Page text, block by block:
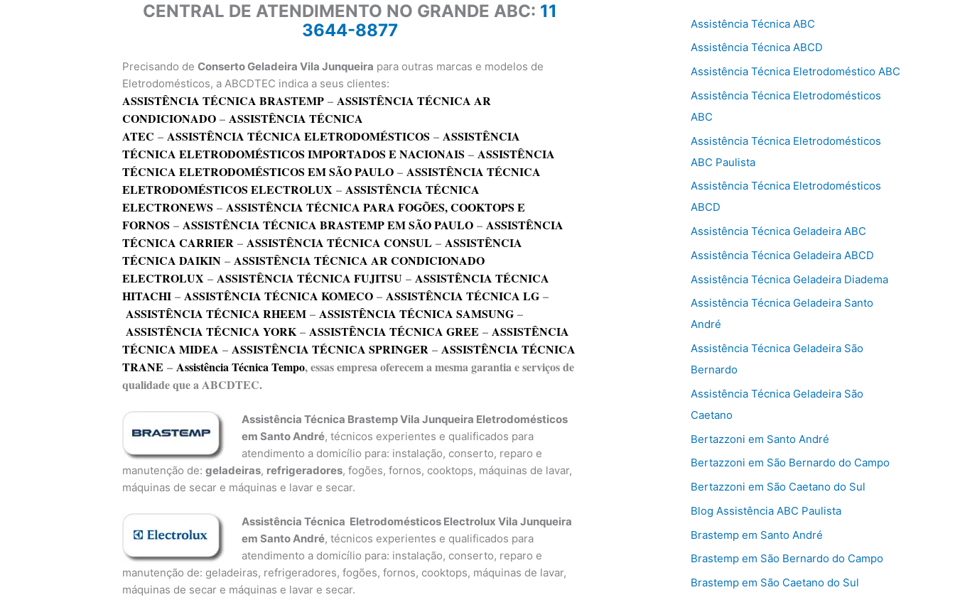
CENTRAL DE ATENDIMENTO NO GRANDE ABC: 11
3644-8877
Precisando deConserto Geladeira Vila Junqueira para outras marcas e modelos de
Eletrodomésticos, a ABCDTEC indica a seus clientes:
ASSISTÊNCIA TÉCNICA BRASTEMP –ASSISTÊNCIA TÉCNICA AR
CONDICIONADO –ASSISTÊNCIA TÉCNICA
ATEC –ASSISTÊNCIA TÉCNICA ELETRODOMÉSTICOS –ASSISTÊNCIA
TÉCNICA ELETRODOMÉSTICOS IMPORTADOS E NACIONAIS –ASSISTÊNCIA
TÉCNICA ELETRODOMÉSTICOS EM SÃO PAULO –ASSISTÊNCIA TÉCNICA
ELETRODOMÉSTICOS ELECTROLUX –ASSISTÊNCIA TÉCNICA
ELECTRONEWS –ASSISTÊNCIA TÉCNICA PARA FOGÕES, COOKTOPS E
FORNOS –ASSISTÊNCIA TÉCNICA BRASTEMP EM SÃO PAULO –ASSISTÊNCIA
TÉCNICA CARRIER –ASSISTÊNCIA TÉCNICA CONSUL –ASSISTÊNCIA
TÉCNICA DAIKIN –ASSISTÊNCIA TÉCNICA AR CONDICIONADO
ELECTROLUX –ASSISTÊNCIA TÉCNICA FUJITSU –ASSISTÊNCIA TÉCNICA
HITACHI –ASSISTÊNCIA TÉCNICA KOMECO –ASSISTÊNCIA TÉCNICA LG –
ASSISTÊNCIA TÉCNICA RHEEM –ASSISTÊNCIA TÉCNICA SAMSUNG –
ASSISTÊNCIA TÉCNICA YORK–ASSISTÊNCIA TÉCNICA GREE –ASSISTÊNCIA
TÉCNICA MIDEA –ASSISTÊNCIA TÉCNICA SPRINGER –ASSISTÊNCIA TÉCNICA
TRANE –Assistência Técnica Tempo, essas empresa oferecem a mesma garantia e serviços de
qualidade que a ABCDTEC.
Assistência Técnica Brastemp Vila Junqueira Eletrodomésticos
em Santo André, técnicos experientes e qualificados para
atendimento a domicílio para: instalação, conserto, reparo e
manutenção de:geladeiras, refrigeradores, fogões, fornos, cooktops, máquinas de lavar,
máquinas de secar e máquinas e lavar e secar.
Assistência Técnica Eletrodomésticos Electrolux Vila Junqueira
em Santo André, técnicos experientes e qualificados para
atendimento a domicílio para: instalação, conserto, reparo e
manutenção de: geladeiras, refrigeradores, fogões, fornos, cooktops, máquinas de lavar,
máquinas de secar e máquinas e lavar e secar.
Assistência Técnica ABC
Assistência Técnica ABCD
Assistência Técnica Eletrodoméstico ABC
Assistência Técnica Eletrodomésticos
ABC
Assistência Técnica Eletrodomésticos
ABC Paulista
Assistência Técnica Eletrodomésticos
ABCD
Assistência Técnica Geladeira ABC
Assistência Técnica Geladeira ABCD
Assistência Técnica Geladeira Diadema
Assistência Técnica Geladeira Santo
André
Assistência Técnica Geladeira São
Bernardo
Assistência Técnica Geladeira São
Caetano
Bertazzoni em Santo André
Bertazzoni em São Bernardo do Campo
Bertazzoni em São Caetano do Sul
Blog Assistência ABC Paulista
Brastemp em Santo André
Brastemp em São Bernardo do Campo
Brastemp em São Caetano do Sul